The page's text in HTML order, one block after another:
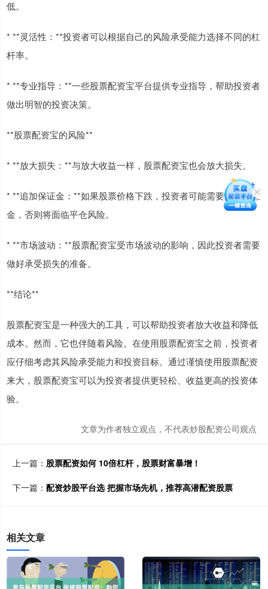
低。
* **灵活性：**投资者可以根据自己的风险承受能力选择不同的杠
杆率。
* **专业指导：**一些股票配资宝平台提供专业指导，帮助投资者
做出明智的投资决策。
**股票配资宝的风险**
* **放大损失：**与放大收益一样，股票配资宝也会放大损失。
* **追加保证金：**如果股票价格下跌，投资者可能需要追加保证
金，否则将面临平仓风险。
* **市场波动：**股票配资宝受市场波动的影响，因此投资者需要
做好承受损失的准备。
**结论**
股票配资宝是一种强大的工具，可以帮助投资者放大收益和降低
成本。然而，它也伴随着风险。在使用股票配资宝之前，投资者
应仔细考虑其风险承受能力和投资目标。通过谨慎使用股票配资
来大，股票配资宝可以为投资者提供更轻松、收益更高的投资体
验。
文章为作者独立观点，不代表炒股配资公司观点
上一篇： 股票配资如何 10倍杠杆，股票财富暴增！
下一篇： 配资炒股平台选 把握市场先机，推荐高潜配资股票
相关文章